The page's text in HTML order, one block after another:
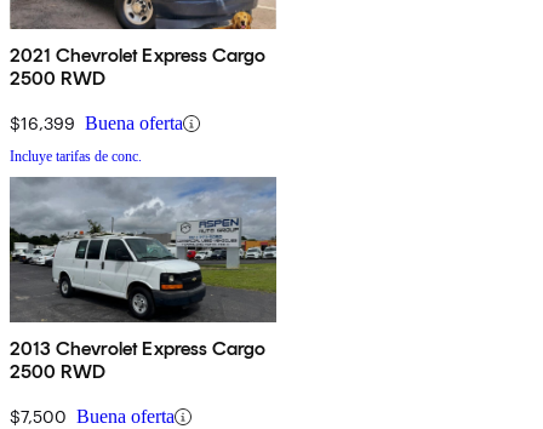
2021 Chevrolet Express Cargo
2500 RWD
$16,399 Buena oferta
Incluye tarifas de conc.
2013 Chevrolet Express Cargo
2500 RWD
$7,500 Buena oferta